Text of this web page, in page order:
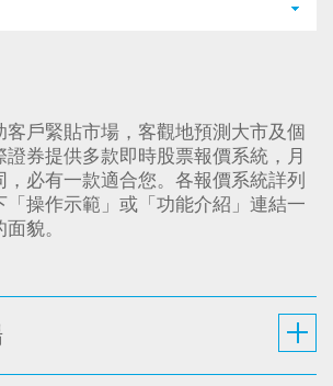
戶緊貼市場，客觀地預測大市及個
券提供多款即時股票報價系統，月
，必有一款適合您。各報價系統詳列
操作示範」或「功能介紹」連結一
貌。